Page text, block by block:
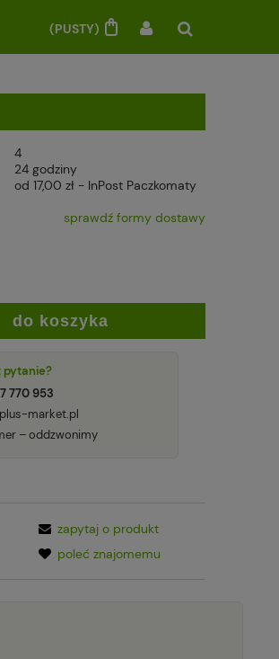
(PUSTY)
4
24 godziny
od 17,00 zł - InPost Paczkomaty
sprawdź formy dostawy
do koszyka
pytanie?
770 953
market.pl
– oddzwonimy
zapytaj o produkt
poleć znajomemu